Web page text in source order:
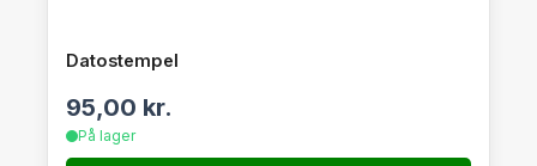
Datostempel
95,00 kr.
På lager